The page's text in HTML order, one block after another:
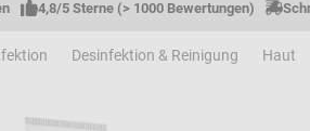
4,8/5 Sterne (> 1000 Bewertungen)
Desinfektion & Reinigung Haut